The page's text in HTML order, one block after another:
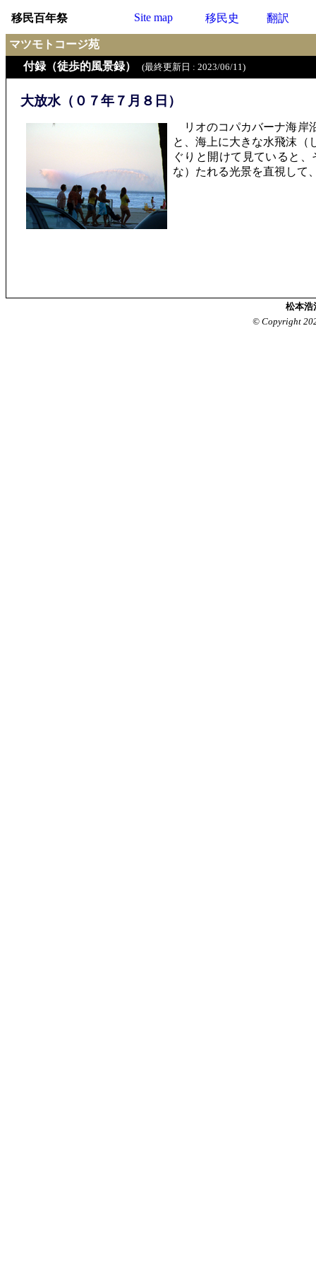
移民百年祭 Site map 移民史 翻訳
マツモトコージ苑
付録（徒歩的風景録）
(最終更新日 : 2023/06/11)
大放水（０７年７月８日）
リオのコパカバーナ海岸
と、海上に大きな水飛沫
ぐりと開けて見ていると
な）たれる光景を直視して
松本
© Copyright